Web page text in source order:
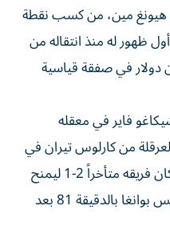
هيونغ مين، من كسب نقطة
ظهور له منذ انتقاله من
مقابل 26 مليون دولار في صفقة قياسية
شيكاغو فاير في معقله
من كارلوس تيران في
منطقة الجزاء بالدقيقة 77 عندما كان فريقه متأخراً 2-1 ليمنح
الحكم ركلة جزاء سددها زميله دينيس بوانغا بالدقيقة 81 بعد